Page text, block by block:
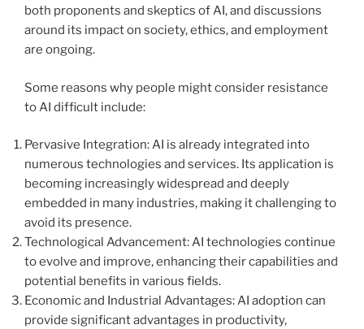
both proponents and skeptics of AI, and discussions
around its impact on society, ethics, and employment
are ongoing.
Some reasons why people might consider resistance
to AI difficult include:
Pervasive Integration: AI is already integrated into
numerous technologies and services. Its application is
becoming increasingly widespread and deeply
embedded in many industries, making it challenging to
avoid its presence.
Technological Advancement: AI technologies continue
to evolve and improve, enhancing their capabilities and
potential benefits in various fields.
Economic and Industrial Advantages: AI adoption can
provide significant advantages in productivity,